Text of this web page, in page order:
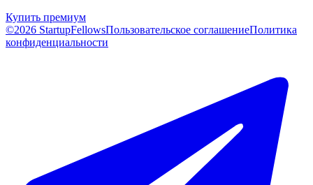
Купить премиум
©2026 StartupFellowsПользовательское соглашениеПолитика
конфиденциальности